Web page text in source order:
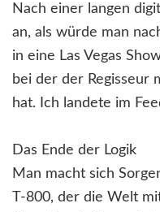
Nach einer langen
an, als würde man
in eine Las Vegas
bei der der Regisseur
hat. Ich landete im
Das Ende der Logik
Man macht sich
T-800, der die Welt